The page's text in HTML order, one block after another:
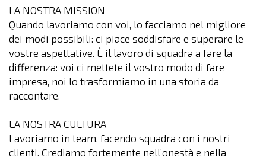
LA NOSTRA MISSION
Quando lavoriamo con voi, lo facciamo nel migliore
dei modi possibili: ci piace soddisfare e superare le
vostre aspettative. È il lavoro di squadra a fare la
differenza: voi ci mettete il vostro modo di fare
impresa, noi lo trasformiamo in una storia da
raccontare.
LA NOSTRA CULTURA
Lavoriamo in team, facendo squadra con i nostri
clienti. Crediamo fortemente nell’onestà e nella